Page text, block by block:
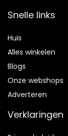
Snelle links
Huis
Alles winkelen
Blogs
Onze webshops
Adverteren
Verklaringen